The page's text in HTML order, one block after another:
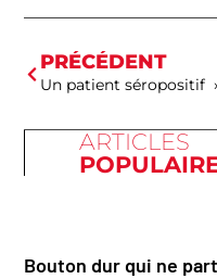
PRÉCÉDENT
ARTICLES
Bouton dur qui ne